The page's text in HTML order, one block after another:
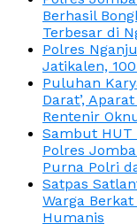
Berhasil
Terbesar di
Polres
Jatikalen,
Puluhan
Darat’,
Rentenir
Sambut HUT
Polres
Purna Polri
Satpas
Warga
Humanis